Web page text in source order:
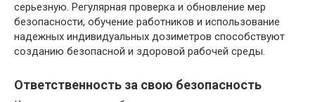
серьезную. Регулярная проверка и обновление мер
безопасности, обучение работников и использование
надежных индивидуальных дозиметров способствуют
созданию безопасной и здоровой рабочей среды.
Ответственность за свою безопасность